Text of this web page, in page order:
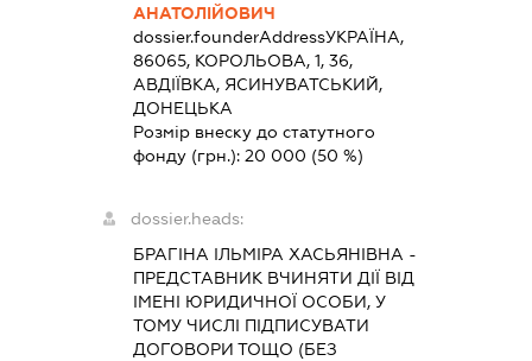
АНАТОЛІЙОВИЧ
dossier.founderAddressУКРАЇНА,
86065, КОРОЛЬОВА, 1, 36,
АВДІЇВКА, ЯСИНУВАТСЬКИЙ,
ДОНЕЦЬКА
Розмір внеску до статутного
фонду (грн.):20 000 (50 %)
dossier.heads:
БРАГІНА ІЛЬМІРА ХАСЬЯНІВНА -
ПРЕДСТАВНИК ВЧИНЯТИ ДІЇ ВІД
ІМЕНІ ЮРИДИЧНОЇ ОСОБИ, У
ТОМУ ЧИСЛІ ПІДПИСУВАТИ
ДОГОВОРИ ТОЩО (БЕЗ